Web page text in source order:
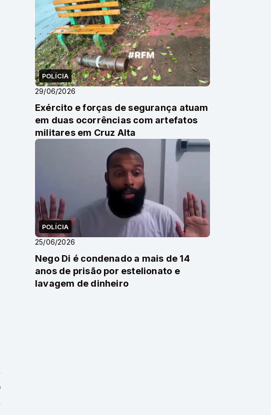
POLÍCIA
29/06/2026
Exército e forças de segurança atuam
em duas ocorrências com artefatos
militares em Cruz Alta
POLÍCIA
25/06/2026
Nego Di é condenado a mais de 14
anos de prisão por estelionato e
lavagem de dinheiro